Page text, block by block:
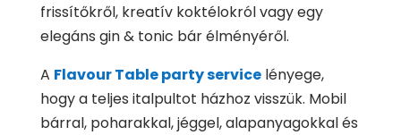
frissítőkről, kreatív koktélokról vagy egy
elegáns gin & tonic bár élményéről.
A Flavour Table party servicelényege,
hogy a teljes italpultot házhoz visszük. Mobil
bárral, poharakkal, jéggel, alapanyagokkal és